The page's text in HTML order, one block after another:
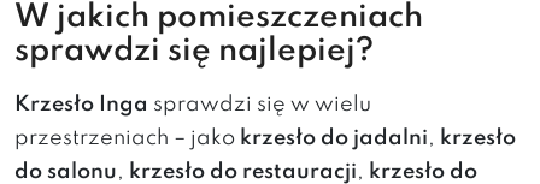
W jakich pomieszczeniach
sprawdzi się najlepiej?
Krzesło Inga sprawdzi się w wielu
przestrzeniach – jako krzesło do jadalni, krzesło
do salonu, krzesło do restauracji, krzesło do